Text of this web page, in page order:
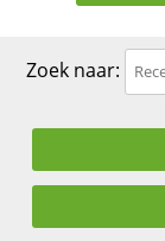
Zoek naar: